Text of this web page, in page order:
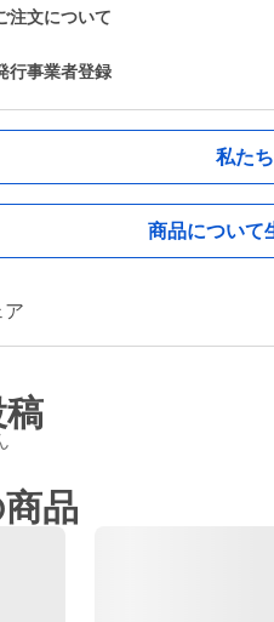
注文について
行事業者登録
私た
商品について
ア
品